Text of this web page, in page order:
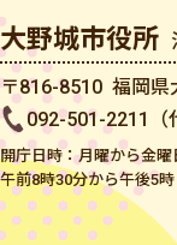
大野城市役所
〒816-8510 福岡県
092-501-2211（
開庁日時：月曜から金
午前8時30分から午後5時